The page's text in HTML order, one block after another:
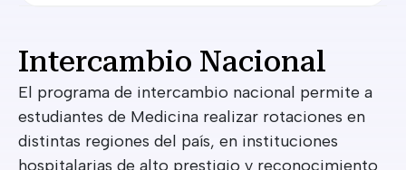
Intercambio Nacional
El programa de intercambio nacional permite a
estudiantes de Medicina realizar rotaciones en
distintas regiones del país, en instituciones
hospitalarias de alto prestigio y reconocimiento